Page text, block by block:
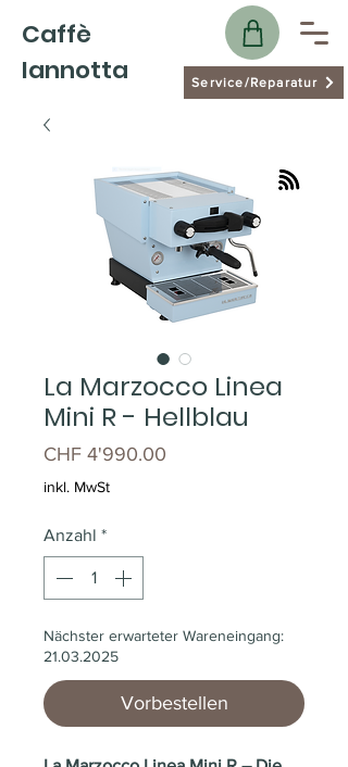
Caffè
Iannotta
Service/Reparatur
La Marzocco Linea
Mini R - Hellblau
CHF 4'990.00
inkl. MwSt
Anzahl *
Nächster erwarteter Wareneingang:
21.03.2025
Vorbestellen